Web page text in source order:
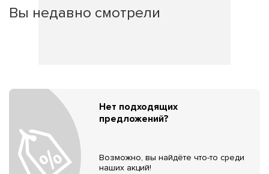
Вы недавно смотрели
Нет подходящих
предложений?
Возможно, вы найдёте что-то среди
наших акций!